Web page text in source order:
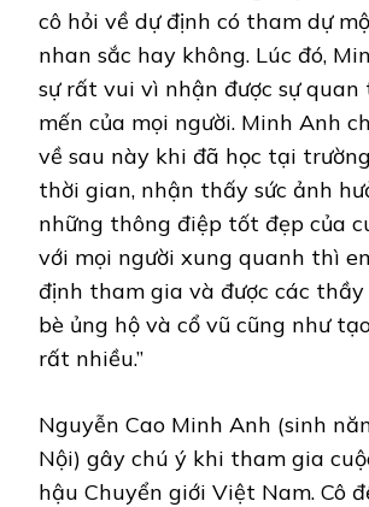
cô hỏi về dự định có tham dự
nhan sắc hay không. Lúc đó,
sự rất vui vì nhận được sự
mến của mọi người. Minh Anh
về sau này khi đã học tại
thời gian, nhận thấy sức ảnh
những thông điệp tốt đẹp của
với mọi người xung quanh thì
định tham gia và được các thầy
bè ủng hộ và cổ vũ cũng như
rất nhiều.”
Nguyễn Cao Minh Anh (sinh
Nội) gây chú ý khi tham gia
hậu Chuyển giới Việt Nam. Cô